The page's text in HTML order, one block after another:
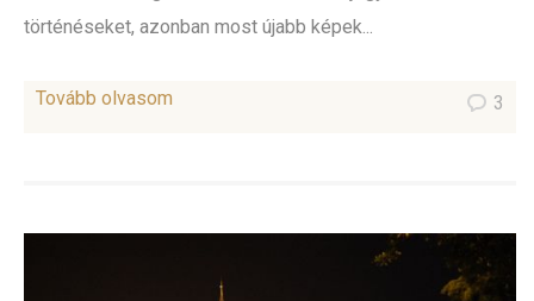
történéseket, azonban most újabb képek...
Tovább olvasom 3